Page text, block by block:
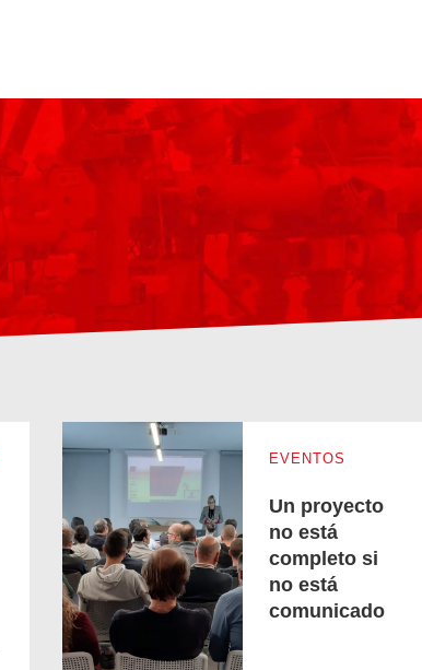
Elite
Un proyecto no está completo si no está
EVENTOS
Un proyecto
no está
completo si
no está
comunicado